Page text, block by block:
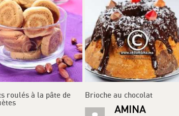
roulés à la pâte de
Brioche au chocolat
AMINA